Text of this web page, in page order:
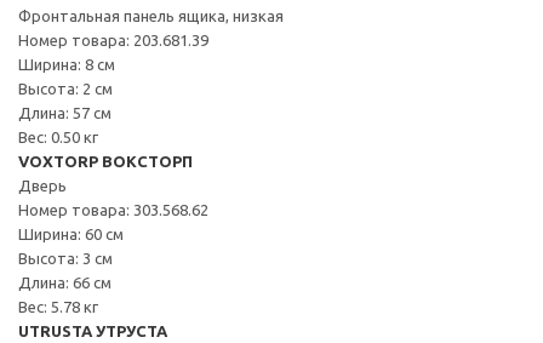
Фронтальная панель ящика, низкая
Номер товара: 203.681.39
Ширина: 8 см
Высота: 2 см
Длина: 57 см
Вес: 0.50 кг
VOXTORP ВОКСТОРП
Дверь
Номер товара: 303.568.62
Ширина: 60 см
Высота: 3 см
Длина: 66 см
Вес: 5.78 кг
UTRUSTA УТРУСТА